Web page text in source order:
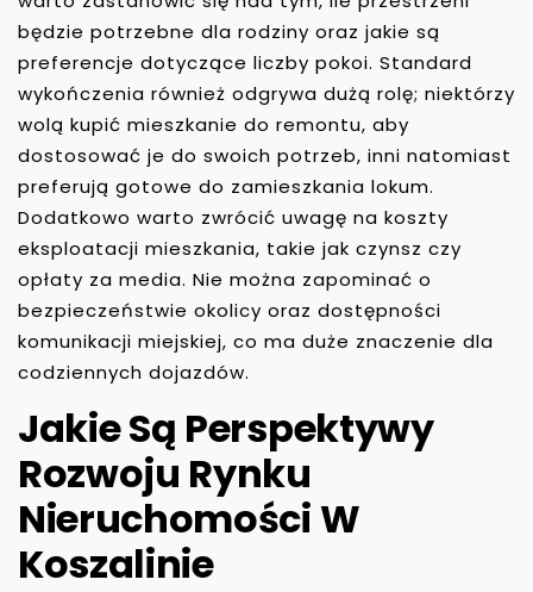
będzie potrzebne dla rodziny oraz jakie są
preferencje dotyczące liczby pokoi. Standard
wykończenia również odgrywa dużą rolę; niektórzy
wolą kupić mieszkanie do remontu, aby
dostosować je do swoich potrzeb, inni natomiast
preferują gotowe do zamieszkania lokum.
Dodatkowo warto zwrócić uwagę na koszty
eksploatacji mieszkania, takie jak czynsz czy
opłaty za media. Nie można zapominać o
bezpieczeństwie okolicy oraz dostępności
komunikacji miejskiej, co ma duże znaczenie dla
codziennych dojazdów.
Jakie Są Perspektywy
Rozwoju Rynku
Nieruchomości W
Koszalinie